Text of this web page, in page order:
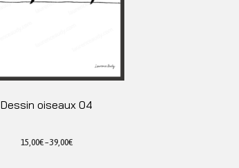
Dessin oiseaux 04
15,00€–39,00€